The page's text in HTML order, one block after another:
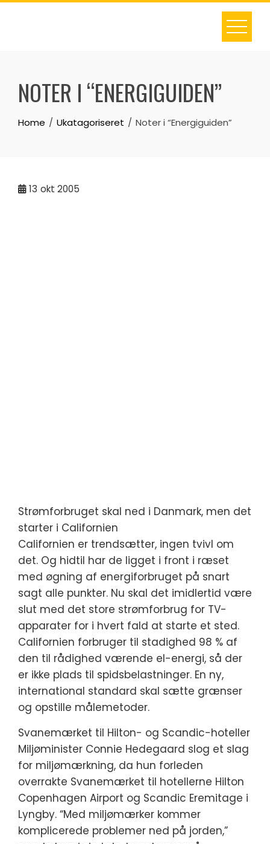
Skip
NOTER I “ENERGIGUIDEN”
Home Ukatagoriseret Noter i “Energiguiden”
13 okt 2005
Strømforbruget skal ned i Danmark, men det
starter i Californien
Californien er trendsætter, ingen tvivl om
det. Og hidtil har de ligget i front i ræset
med øgning af energiforbruget på snart
sagt alle punkter. Nu skal det imidlertid være
slut med det store strømforbrug for TV-
apparater for i hvert fald at starte et sted.
Californien forbruger til stadighed 98 % af
den til rådighed værende el-energi, så der
er ikke plads til spidsbelastninger. En ny,
international standard skal sætte grænser
og opstille målemetoder.
Svanemærket til Hilton- og Scandic-hoteller
Miljøminister Connie Hedegaard slog et slag
for miljømærkning, da hun forleden
overrakte Svanemærket til hotellerne Hilton
Copenhagen Airport og Scandic Eremitage i
Lyngby. “Med miljømærker kommer
komplicerede problemer ned på jorden,”